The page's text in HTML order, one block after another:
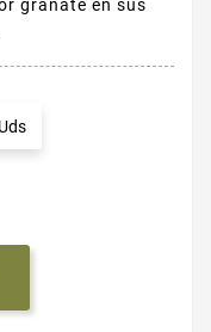
granate en sus